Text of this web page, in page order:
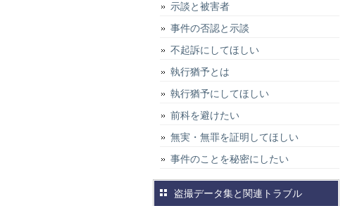
示談と被害者
事件の否認と示談
不起訴にしてほしい
執行猶予とは
執行猶予にしてほしい
前科を避けたい
無実・無罪を証明してほしい
事件のことを秘密にしたい
盗撮データ集と関連トラブル